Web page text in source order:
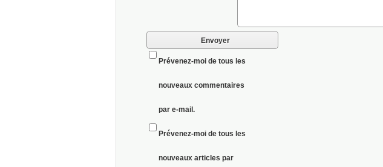
Prévenez-moi de tous les
nouveaux commentaires
par e-mail.
Prévenez-moi de tous les
nouveaux articles par